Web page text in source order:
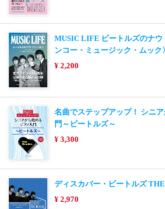
MUSIC LIFE ビートルズのナウ
ンコー・ミュージック・ムック〉
¥ 2,200
名曲でステップアップ！ シニ
門～ビートルズ～
¥ 3,300
ディスカバー・ビートルズ
¥ 2,970